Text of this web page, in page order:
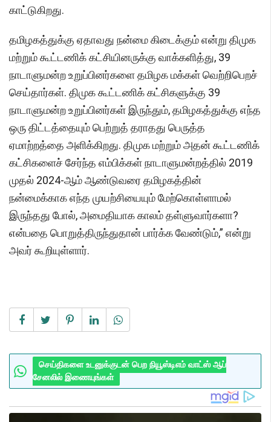
காட்டுகிறது.
தமிழகத்துக்கு ஏதாவது நன்மை கிடைக்கும் என்று திமுக
மற்றும் கூட்டணிக் கட்சியினருக்கு வாக்களித்து, 39
நாடாளுமன்ற உறுப்பினர்களை தமிழக மக்கள் வெற்றிபெறச்
செய்தார்கள். திமுக கூட்டணிக் கட்சிகளுக்கு 39
நாடாளுமன்ற உறுப்பினர்கள் இருந்தும், தமிழகத்துக்கு எந்த
ஒரு திட்டத்தையும் பெற்றுத் தராதது பெருத்த
ஏமாற்றத்தை அளிக்கிறது. திமுக மற்றும் அதன் கூட்டணிக்
கட்சிகளைச் சேர்ந்த எம்பிக்கள் நாடாளுமன்றத்தில் 2019
முதல் 2024-ஆம் ஆண்டுவரை தமிழகத்தின்
நன்மைக்காக எந்த முயற்சியையும் மேற்கொள்ளாமல்
இருந்தது போல், அமைதியாக காலம் தள்ளுவார்களா?
என்பதை பொறுத்திருந்துதான் பார்க்க வேண்டும்,” என்று
அவர் கூறியுள்ளார்.
செய்திகளை உடனுக்குடன் பெற நியூஸ்டிஎம் வாட்ஸ் ஆப்
சேனலில் இணையுங்கள்